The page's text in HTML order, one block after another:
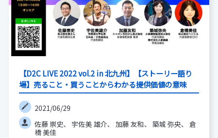
【D2C LIVE 2022 vol.2 in 北九州】【ストーリー語り
場】売ること・買うことからわかる提供価値の意味
2021/06/29
佐藤 崇史
宇佐美 雄介 加藤 友和 築城 弥央
倉
橋 美佳